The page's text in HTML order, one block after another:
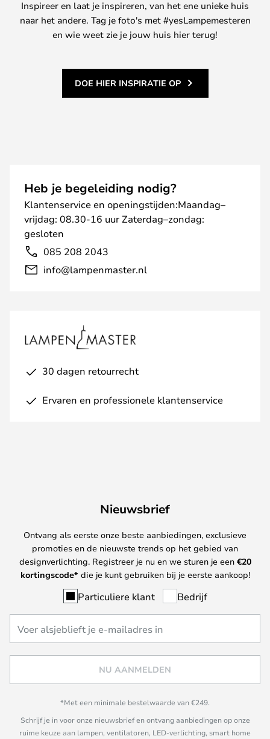
Inspireer en laat je inspireren, van het ene unieke huis
naar het andere. Tag je foto's met #yesLampemesteren
en wie weet zie je jouw huis hier terug!
DOE HIER INSPIRATIE OP
Heb je begeleiding nodig?
Klantenservice en openingstijden:Maandag–
vrijdag: 08.30-16 uur Zaterdag–zondag:
gesloten
085 208 2043
info@lampenmaster.nl
30 dagen retourrecht
Ervaren en professionele klantenservice
Nieuwsbrief
Ontvang als eerste onze beste aanbiedingen, exclusieve
promoties en de nieuwste trends op het gebied van
designverlichting. Registreer je nu en we sturen je een €20
kortingscode* die je kunt gebruiken bij je eerste aankoop!
Particuliere klant Bedrijf
NU AANMELDEN
*Met een minimale bestelwaarde van €249.
Schrijf je in voor onze nieuwsbrief en ontvang aanbiedingen op onze
ruime keuze aan lampen, ventilatoren, LED-verlichting, smart home